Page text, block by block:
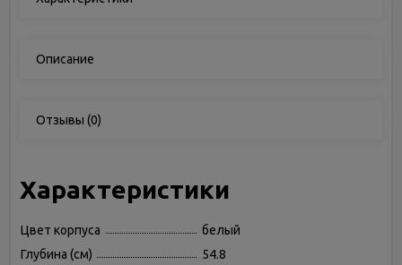
Описание
Отзывы (0)
Характеристики
Цвет корпуса
белый
Глубина (см)
54.8